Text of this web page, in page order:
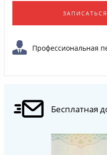
Профессиональная
Бесплатная